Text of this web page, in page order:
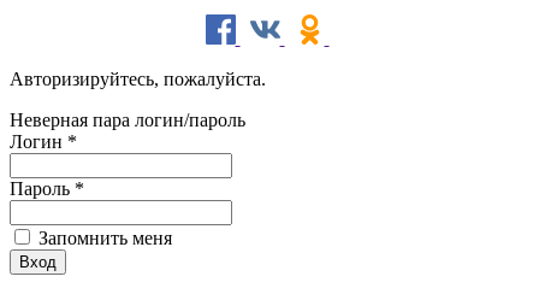
Авторизируйтесь, пожалуйста.
Неверная пара логин/пароль
Логин *
Пароль *
Запомнить меня